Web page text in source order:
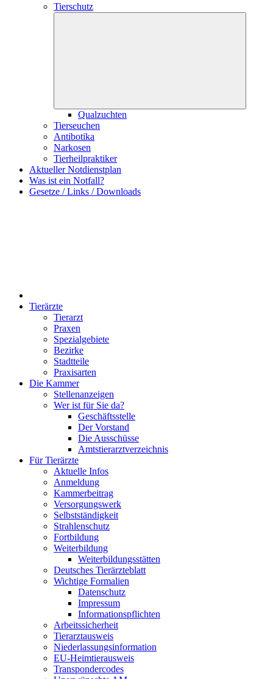
Tierschutz
Qualzuchten
Tierseuchen
Antibotika
Narkosen
Tierheilpraktiker
Aktueller Notdienstplan
Was ist ein Notfall?
Gesetze / Links / Downloads
Tierärzte
Tierarzt
Praxen
Spezialgebiete
Bezirke
Stadtteile
Praxisarten
Die Kammer
Stellenanzeigen
Wer ist für Sie da?
Geschäftsstelle
Der Vorstand
Die Ausschüsse
Amtstierarztverzeichnis
Für Tierärzte
Aktuelle Infos
Anmeldung
Kammerbeitrag
Versorgungswerk
Selbstständigkeit
Strahlenschutz
Fortbildung
Weiterbildung
Weiterbildungsstätten
Deutsches Tierärzteblatt
Wichtige Formalien
Datenschutz
Impressum
Informationspflichten
Arbeitssicherheit
Tierarztausweis
Niederlassungsinformation
EU-Heimtierausweis
Transpondercodes